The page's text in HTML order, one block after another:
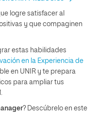
logre satisfacer al
y que compaginen
estas habilidades
en la Experiencia de
en UNIR y te prepara
para ampliar tus
? Descúbrelo en este